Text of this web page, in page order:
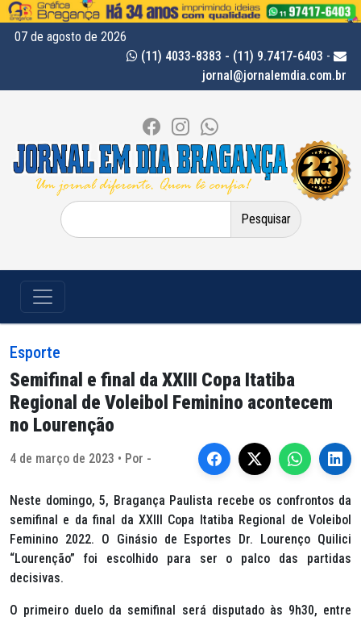
07 de agosto de 2026
(11) 4033-8383 - (11) 9.7417-6403 -
jornal@jornalemdia.com.br
Pesquisar
por:
Esporte
Semifinal e final da XXIII Copa Itatiba
Regional de Voleibol Feminino acontecem
no Lourenção
4 de março de 2023 • Por -
Neste domingo, 5, Bragança Paulista recebe os confrontos da
semifinal e da final da XXIII Copa Itatiba Regional de Voleibol
Feminino 2022. O Ginásio de Esportes Dr. Lourenço Quilici
“Lourenção” foi escolhido para ser o palco das partidas
decisivas.
O primeiro duelo da semifinal será disputado às 9h30, entre